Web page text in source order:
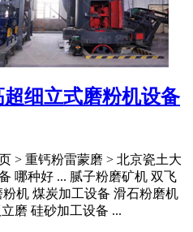
细立式磨粉机设备
> 重钙粉雷蒙磨 > 北京瓷土大
哪种好 ... 腻子粉磨矿机 双飞
机 煤炭加工设备 滑石粉磨机
磨 硅砂加工设备 ...